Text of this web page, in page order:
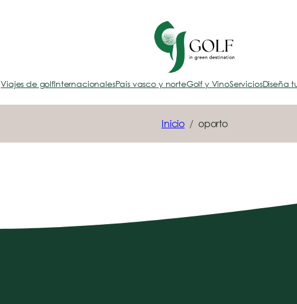
Viajes de golfInternacionalesPaís vasco y norteGolf y VinoServiciosDiseña
Inicio oporto